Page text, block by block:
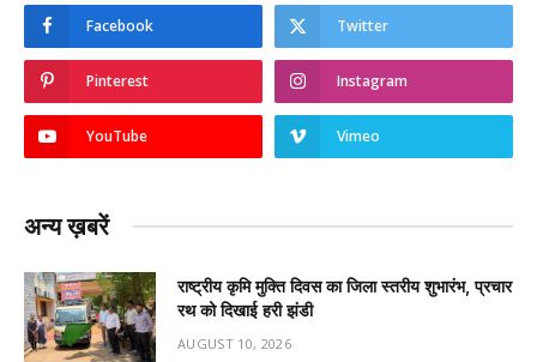
Facebook Twitter
Pinterest Instagram
YouTube Vimeo
अन्य ख़बरें
राष्ट्रीय कृमि मुक्ति दिवस का जिला स्तरीय शुभारंभ, प्रचार
रथ को दिखाई हरी झंडी
AUGUST 10, 2026